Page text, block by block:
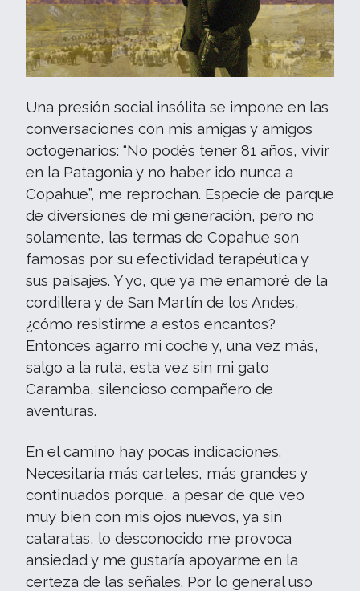
Una presión social insólita se impone en las
conversaciones con mis amigas y amigos
octogenarios: “No podés tener 81 años, vivir
en la Patagonia y no haber ido nunca a
Copahue”, me reprochan. Especie de parque
de diversiones de mi generación, pero no
solamente, las termas de Copahue son
famosas por su efectividad terapéutica y
sus paisajes. Y yo, que ya me enamoré de la
cordillera y de San Martín de los Andes,
¿cómo resistirme a estos encantos?
Entonces agarro mi coche y, una vez más,
salgo a la ruta, esta vez sin mi gato
Caramba, silencioso compañero de
aventuras.
En el camino hay pocas indicaciones.
Necesitaría más carteles, más grandes y
continuados porque, a pesar de que veo
muy bien con mis ojos nuevos, ya sin
cataratas, lo desconocido me provoca
ansiedad y me gustaría apoyarme en la
certeza de las señales. Por lo general uso